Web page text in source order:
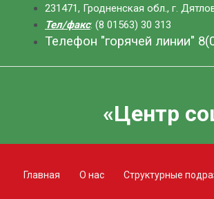
Перейти
содержимому
231471, Гродненская обл., г.
Тел/факс: (8 01563) 30 313
Телефон "горячей линии"
«Центр
Главная О нас Структурные